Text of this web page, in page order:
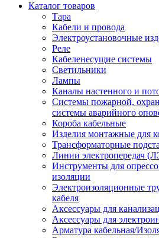
Каталог товаров
Тара
Кабели и провода
Электроустановочные
Реле
Кабеленесущие системы
Светильники
Лампы
Каналы настенного и
Системы пожарной,
системы аварийного
Короба кабельные
Изделия монтажные для
Трансформаторные
Линии электропередач
Инструменты для
изоляции
Электроизоляционные
кабеля
Аксессуары для
Аксессуары для
Арматура кабельная/